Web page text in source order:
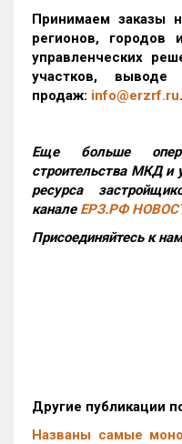
Принимаем заказы
регионов, городов
управленческих
участков, выводе
продаж: info@erzrf.ru.
Еще больше
строительства МКД и
ресурса
канале ЕРЗ.РФ
Присоединяйтесь к
Другие публикации
Названы самые